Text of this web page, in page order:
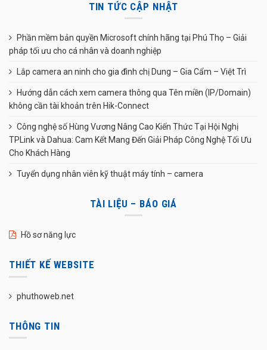
TIN TỨC CẬP NHẬT
Phần mềm bản quyền Microsoft chính hãng tại Phú Thọ – Giải
pháp tối ưu cho cá nhân và doanh nghiệp
Lắp camera an ninh cho gia đình chị Dung – Gia Cẩm – Việt Trì
Hướng dẫn cách xem camera thông qua Tên miền (IP/Domain)
không cần tài khoản trên Hik-Connect
Công nghệ số Hùng Vương Nâng Cao Kiến Thức Tại Hội Nghị
TPLink và Dahua: Cam Kết Mang Đến Giải Pháp Công Nghệ Tối Ưu
Cho Khách Hàng
Tuyển dụng nhân viên kỹ thuật máy tính – camera
TÀI LIỆU – BÁO GIÁ
Hồ sơ năng lực
THIẾT KẾ WEBSITE
phuthoweb.net
THÔNG TIN